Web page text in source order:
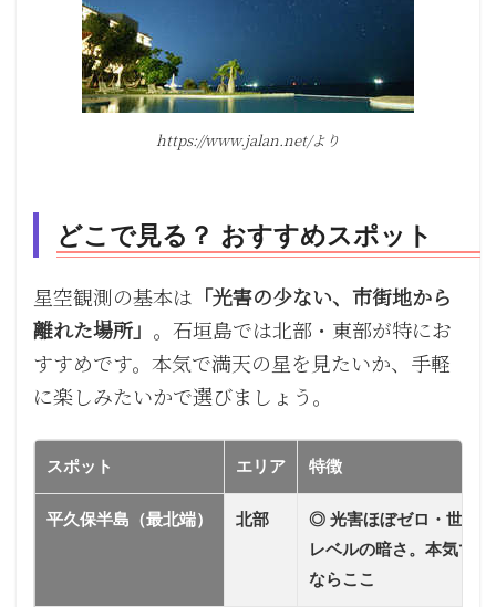
https://www.jalan.net/より
どこで見る？ おすすめスポット
星空観測の基本は 「光害の少ない、市街地から
離れた場所」 。石垣島では北部・東部が特にお
すすめです。本気で満天の星を見たいか、手軽
に楽しみたいかで選びましょう。
スポット エリア 特徴
平久保半島（最北端） 北部
◎ 光害ほぼゼロ・世界
レベルの暗さ。本気で見
ならここ